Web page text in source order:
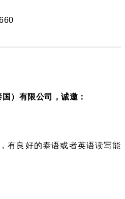
）有限公司，诚邀：
有良好的泰语或者英语读写能